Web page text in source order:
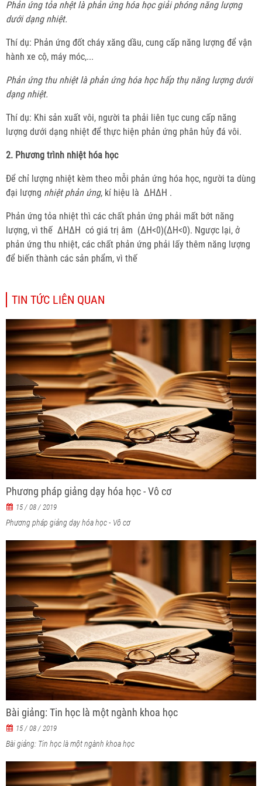
Phản ứng tỏa nhệt là phản ứng hóa học giải phóng năng lượng
dưới dạng nhiệt.
Thí dụ: Phản ứng đốt cháy xăng dầu, cung cấp năng lượng để vận
hành xe cộ, máy móc,...
Phản ứng thu nhiệt là phản ứng hóa học hấp thụ năng lượng dưới
dạng nhiệt.
Thí dụ: Khi sản xuất vôi, người ta phải liên tục cung cấp năng
lượng dưới dạng nhiệt để thực hiện phản ứng phân hủy đá vôi.
2. Phương trình nhiệt hóa học
Để chỉ lượng nhiệt kèm theo mỗi phản ứng hóa học, người ta dùng
đại lượng nhiệt phản ứng, kí hiệu là ΔHΔH .
Phản ứng tỏa nhiệt thì các chất phản ứng phải mất bớt năng
lượng, vì thế ΔHΔH có giá trị âm (ΔH<0)(ΔH<0). Ngược lại, ở
phản ứng thu nhiệt, các chất phản ứng phải lấy thêm năng lượng
để biến thành các sản phẩm, vì thế
TIN TỨC LIÊN QUAN
Phương pháp giảng dạy hóa học - Vô cơ
15 / 08 / 2019
Phương pháp giảng dạy hóa học - Vô cơ
Bài giảng: Tin học là một ngành khoa học
15 / 08 / 2019
Bài giảng: Tin học là một ngành khoa học